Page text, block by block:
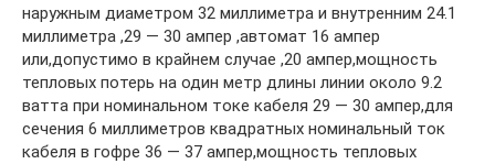
наружным диаметром 32 миллиметра и внутренним 24.1
миллиметра ,29 — 30 ампер ,автомат 16 ампер
или,допустимо в крайнем случае ,20 ампер,мощность
тепловых потерь на один метр длины линии около 9.2
ватта при номинальном токе кабеля 29 — 30 ампер,для
сечения 6 миллиметров квадратных номинальный ток
кабеля в гофре 36 — 37 ампер,мощность тепловых